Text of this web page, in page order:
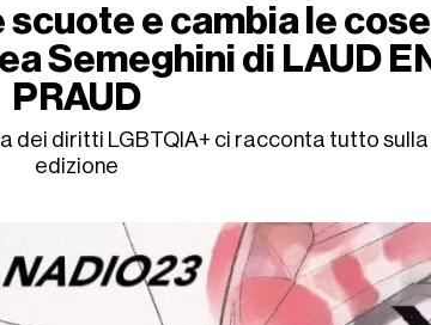
scuote e cambia le
Semeghini di LAUD
PRAUD
dei diritti LGBTQIA+ ci racconta tutto sulla
edizione